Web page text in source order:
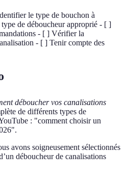
le type de bouchon à
de déboucheur approprié - [ ]
- [ ] Vérifier la
- [ ] Tenir compte des
déboucher vos canalisations
de différents types de
: "comment choisir un
avons soigneusement sélectionnés
déboucheur de canalisations